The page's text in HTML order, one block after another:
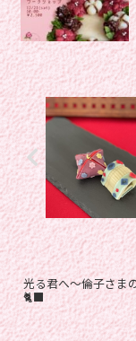
光る君へ〜倫子さま
🐈‍⬛